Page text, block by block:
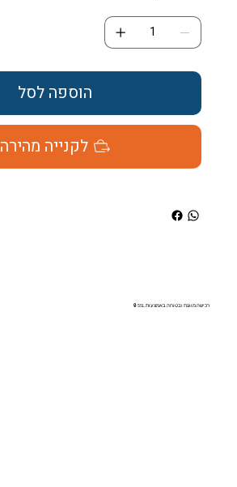
הוספה לסל
לקנייה מהירה
רכישה מוגנת ובטוחה באמצעות SSL 🔒